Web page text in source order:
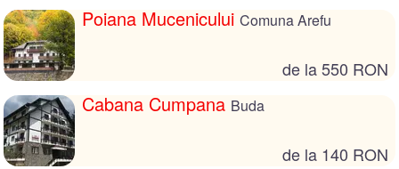
Poiana Mucenicului Comuna Arefu
de la 550 RON
Cabana Cumpana Buda
de la 140 RON